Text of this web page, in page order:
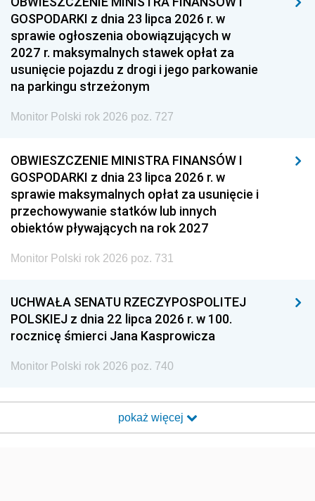
GOSPODARKI z dnia 23 lipca 2026 r. w
sprawie ogłoszenia obowiązujących w
2027 r. maksymalnych stawek opłat za
usunięcie pojazdu z drogi i jego parkowanie
na parkingu strzeżonym
Monitor Polski rok 2026 poz. 727
OBWIESZCZENIE MINISTRA FINANSÓW I
GOSPODARKI z dnia 23 lipca 2026 r. w
sprawie maksymalnych opłat za usunięcie i
przechowywanie statków lub innych
obiektów pływających na rok 2027
Monitor Polski rok 2026 poz. 731
UCHWAŁA SENATU RZECZYPOSPOLITEJ
POLSKIEJ z dnia 22 lipca 2026 r. w 100.
rocznicę śmierci Jana Kasprowicza
Monitor Polski rok 2026 poz. 740
pokaż więcej